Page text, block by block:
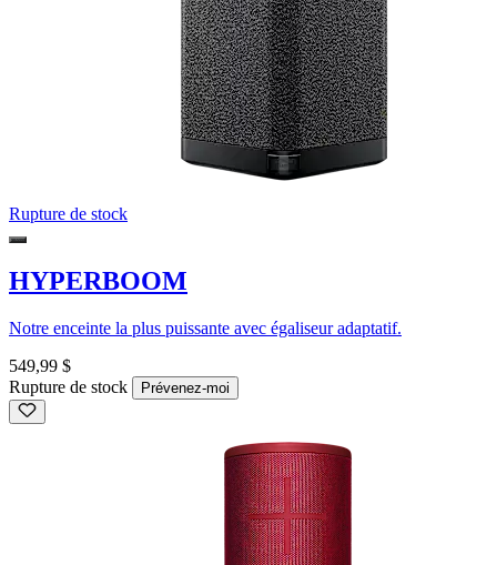
Rupture de stock
HYPERBOOM
Notre enceinte la plus puissante avec égaliseur adaptatif.
549,99 $
Rupture de stock
Prévenez-moi